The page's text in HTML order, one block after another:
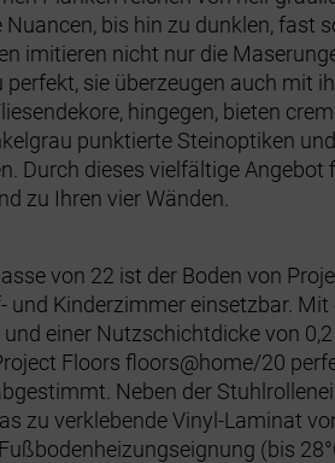
bis hin zu dunklen, fast
imitieren nicht nur die
sie überzeugen auch mit
hingegen, bieten
punktierte Steinoptiken
Durch dieses vielfältige Angebot
zu Ihren vier Wänden.
von 22 ist der Boden von
und Kinderzimmer einsetzbar. Mit
einer Nutzschichtdicke von
Floors floors@home/20
Neben der
zu verklebende Vinyl-Laminat
(bis